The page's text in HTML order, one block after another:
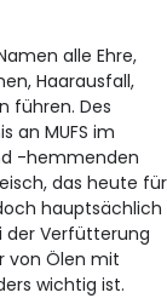
alle Ehre,
Haarausfall,
führen. Des
an MUFS im
-hemmenden
das heute für
hauptsächlich
der Verfütterung
von Ölen mit
wichtig ist.